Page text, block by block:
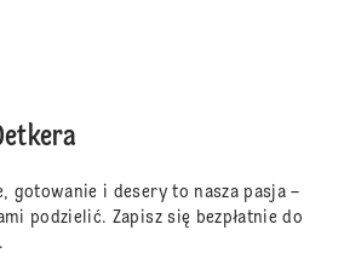
gotowanie i desery to nasza pasja –
podzielić. Zapisz się bezpłatnie do